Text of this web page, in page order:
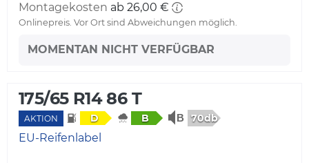
Montagekosten ab 26,00 €
Onlinepreis. Vor Ort sind Abweichungen möglich.
MOMENTAN NICHT VERFÜGBAR
175/65 R14 86 T
AKTION D B 70db
EU-Reifenlabel